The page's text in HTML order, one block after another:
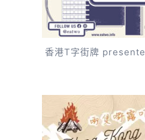
香港T字街牌